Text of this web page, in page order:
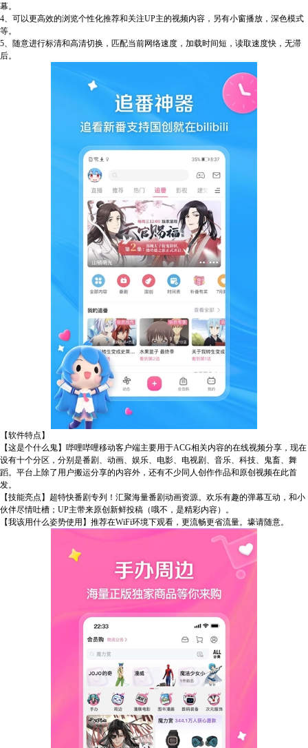
幕。
4、可以更高效的浏览个性化推荐和关注UP主的视频内容，另有小窗播放，深色模式
等。
5、随意进行标清和高清切换，匹配当前网络速度，加载时间短，读取速度快，无滞
后。
【软件特点】
【这是个什么鬼】哔哩哔哩移动客户端主要用于ACG相关内容的在线视频分享，现在
设有十个分区，分别是番剧、动画、娱乐、电影、电视剧、音乐、科技、鬼畜、舞
蹈。平台上除了用户搬运分享的内容外，还有不少同人创作作品和原创视频在此首
发。
【技能亮点】超特快番剧专列！汇聚海量番剧动画资源。欢乐有趣的弹幕互动，和小
伙伴尽情吐槽；UP主带来原创新鲜投稿（哦不，是精彩内容）。
【我该用什么姿势使用】推荐在WiFi环境下观看，更流畅更省流量。壕请随意。